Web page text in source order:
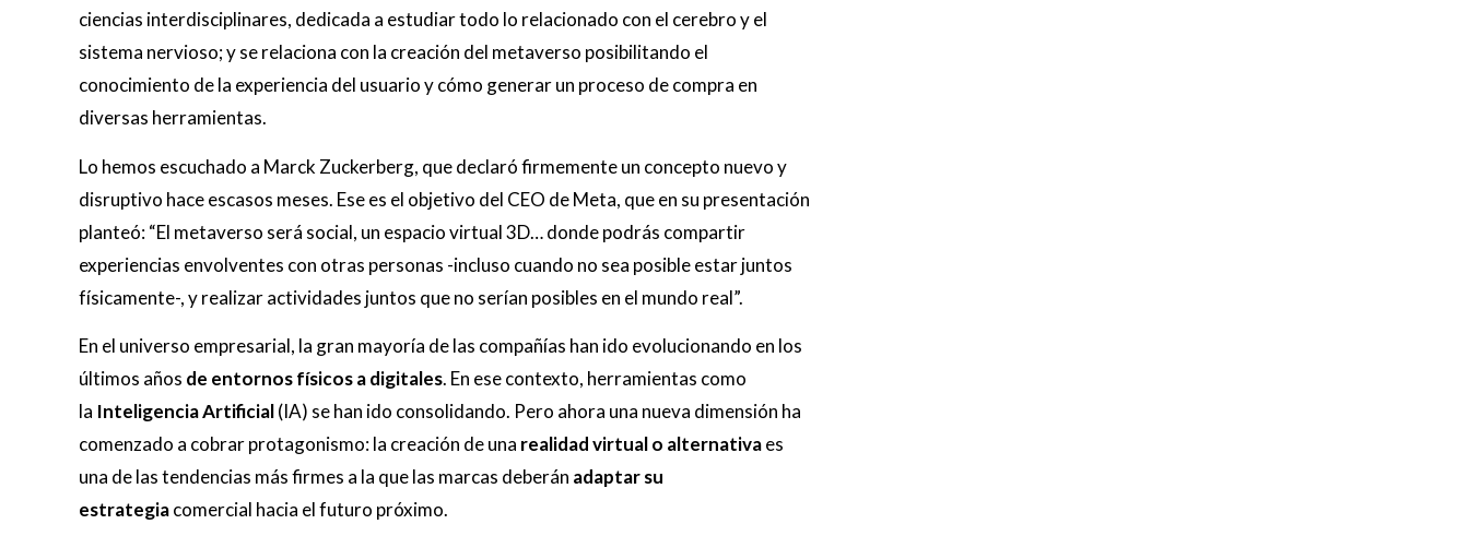
ciencias interdisciplinares, dedicada a estudiar todo lo relacionado con el cerebro y el
sistema nervioso; y se relaciona con la creación del metaverso posibilitando el
conocimiento de la experiencia del usuario y cómo generar un proceso de compra en
diversas herramientas.
Lo hemos escuchado a Marck Zuckerberg, que declaró firmemente un concepto nuevo y
disruptivo hace escasos meses. Ese es el objetivo del CEO de Meta, que en su presentación
planteó: “El metaverso será social, un espacio virtual 3D… donde podrás compartir
experiencias envolventes con otras personas -incluso cuando no sea posible estar juntos
físicamente-, y realizar actividades juntos que no serían posibles en el mundo real”.
En el universo empresarial, la gran mayoría de las compañías han ido evolucionando en los
últimos años de entornos físicos a digitales. En ese contexto, herramientas como
la Inteligencia Artificial(IA) se han ido consolidando. Pero ahora una nueva dimensión ha
comenzado a cobrar protagonismo: la creación de una realidad virtual o alternativaes
una de las tendencias más firmes a la que las marcas deberán adaptar su
estrategiacomercial hacia el futuro próximo.